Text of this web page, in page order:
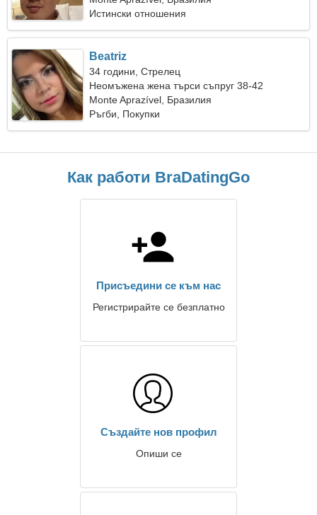
Истински отношения
Beatriz
34 години, Стрелец
Неомъжена жена търси съпруг 38-42
Monte Aprazível, Бразилия
Ръгби, Покупки
Как работи BraDatingGo
Присъедини се към нас
Регистрирайте се безплатно
Създайте нов профил
Опиши се